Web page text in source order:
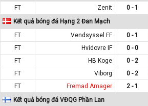
FT
Zenit 0 - 1
Kết quả bóng đá Hạng 2 Đan Mạch
FT
Vendsyssel FF 0 - 1
FT
Hvidovre IF 0 - 0
FT
HB Koge 0 - 2
FT
Viborg 0 - 2
FT
Fremad Amager 2 - 1
Kết quả bóng đá VĐQG Phần Lan